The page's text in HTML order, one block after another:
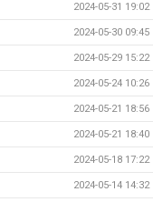
2024-05-31 19:02
2024-05-30 09:45
2024-05-29 15:22
2024-05-24 10:26
2024-05-21 18:56
2024-05-21 18:40
2024-05-18 17:22
2024-05-14 14:32